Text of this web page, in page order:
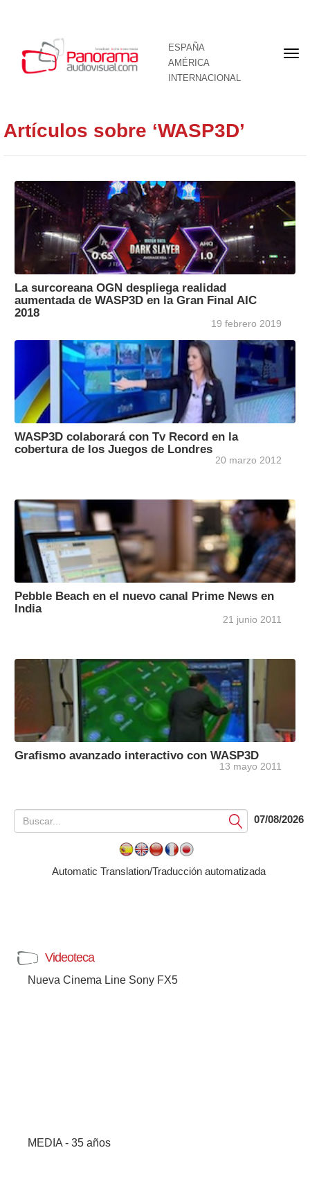
ESPAÑA
AMÉRICA
INTERNACIONAL
Artículos sobre ‘WASP3D’
La surcoreana OGN despliega realidad
aumentada de WASP3D en la Gran Final AIC
2018
19 febrero 2019
WASP3D colaborará con Tv Record en la
cobertura de los Juegos de Londres
20 marzo 2012
Pebble Beach en el nuevo canal Prime News en
India
21 junio 2011
Grafismo avanzado interactivo con WASP3D
13 mayo 2011
Submit07/08/2026
Automatic Translation/Traducción automatizada
Videoteca
Nueva Cinema Line Sony FX5
MEDIA - 35 años